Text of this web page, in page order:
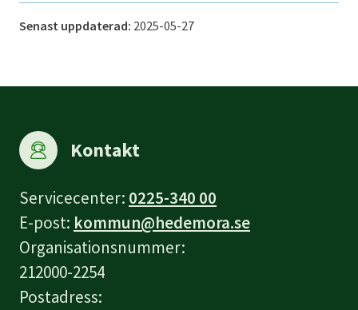
Senast uppdaterad: 2025-05-27
Kontakt
Servicecenter: 0225-340 00
E-post: kommun@hedemora.se
Organisationsnummer:
212000-2254
Postadress: